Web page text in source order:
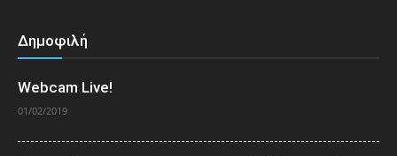
Δημοφιλή
Webcam Live!
01/02/2019